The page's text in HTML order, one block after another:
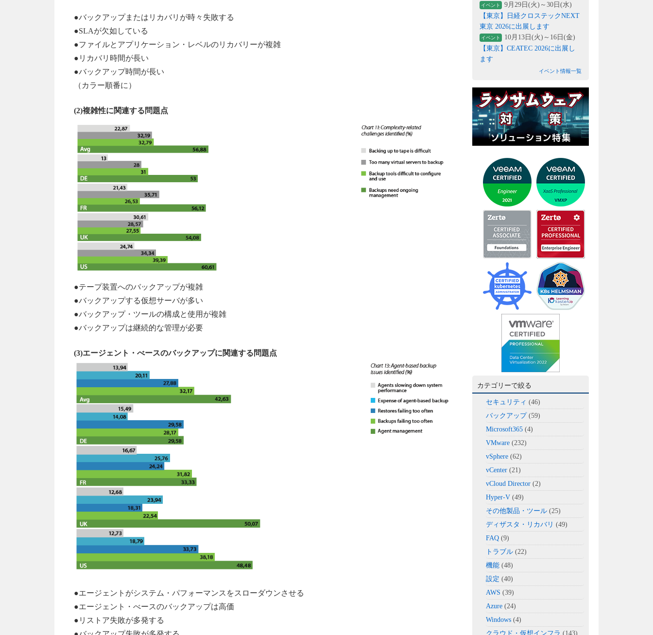
●バックアップまたはリカバリが時々失敗する
●SLAが欠如している
●ファイルとアプリケーション・レベルのリカバリーが複雑
●リカバリ時間が長い
●バックアップ時間が長い
（カラー順番に）
(2)複雑性に関連する問題点
●テープ装置へのバックアップが複雑
●バックアップする仮想サーバが多い
●バックアップ・ツールの構成と使用が複雑
●バックアップは継続的な管理が必要
(3)エージェント・べースのバックアップに関連する問題点
●エージェントがシステム・パフォーマンスをスローダウンさせる
●エージェント・べースのバックアップは高価
●リストア失敗が多発する
イベント
9月29日(火)～30日(水)
【東京】日経クロステックNEXT
東京 2026に出展します
イベント
10月13日(火)～16日(金)
【東京】CEATEC 2026に出展し
ます
イベント情報一覧
カテゴリーで絞る
セキュリティ (46)
バックアップ(59)
Microsoft365 (4)
VMware (232)
vSphere (62)
vCenter (21)
vCloud Director (2)
Hyper-V (49)
その他製品・ツール (25)
ディザスタ・リカバリ (49)
FAQ (9)
トラブル (22)
機能 (48)
設定 (40)
AWS (39)
Azure (24)
Windows (4)
クラウド・仮想インフラ (143)